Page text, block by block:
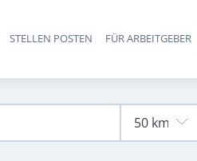
STELLEN POSTEN FÜR ARBEITGEBER